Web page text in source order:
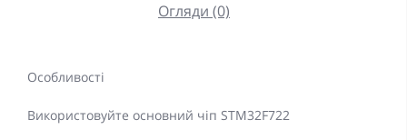
Огляди (0)
Особливості
Використовуйте основний чіп STM32F722